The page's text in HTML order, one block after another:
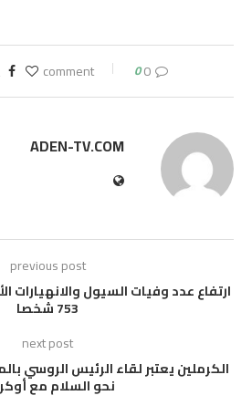
0 comment
0
ADEN-TV.COM
previous post
ارتفاع عدد وفيات السيول والانهيارات
753 شخصا
next post
الكرملين يعتبر لقاء الرئيس الروسي
نحو السلام مع